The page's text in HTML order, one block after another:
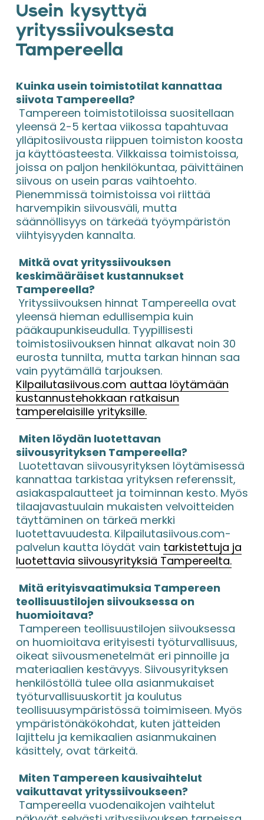
Usein kysyttyä
yrityssiivouksesta
Tampereella
Kuinka usein toimistotilat kannattaa
siivota Tampereella?
yleensä 2-5 kertaa viikossa tapahtuvaa
ylläpitosiivousta riippuen toimiston koosta
ja käyttöasteesta. Vilkkaissa toimistoissa,
joissa on paljon henkilökuntaa, päivittäinen
siivous on usein paras vaihtoehto.
Pienemmissä toimistoissa voi riittää
harvempikin siivousväli, mutta
säännöllisyys on tärkeää työympäristön
viihtyisyyden kannalta.
Mitkä ovat yrityssiivouksen
keskimääräiset kustannukset
Tampereella?
yleensä hieman edullisempia kuin
pääkaupunkiseudulla. Tyypillisesti
toimistosiivouksen hinnat alkavat noin 30
eurosta tunnilta, mutta tarkan hinnan saa
vain pyytämällä tarjouksen.
Kilpailutasiivous.com auttaa löytämään
kustannustehokkaan ratkaisun
tamperelaisille yrityksille.
Miten löydän luotettavan
siivousyrityksen Tampereella?
kannattaa tarkistaa yrityksen referenssit,
asiakaspalautteet ja toiminnan kesto. Myös
tilaajavastuulain mukaisten velvoitteiden
täyttäminen on tärkeä merkki
luotettavuudesta. Kilpailutasiivous.com-
palvelun kautta löydät vain tarkistettuja ja
luotettavia siivousyrityksiä Tampereelta.
Mitä erityisvaatimuksia Tampereen
teollisuustilojen siivouksessa on
huomioitava?
on huomioitava erityisesti työturvallisuus,
oikeat siivousmenetelmät eri pinnoille ja
materiaalien kestävyys. Siivousyrityksen
henkilöstöllä tulee olla asianmukaiset
työturvallisuuskortit ja koulutus
teollisuusympäristössä toimimiseen. Myös
ympäristönäkökohdat, kuten jätteiden
lajittelu ja kemikaalien asianmukainen
käsittely, ovat tärkeitä.
Miten Tampereen kausivaihtelut
vaikuttavat yrityssiivoukseen?